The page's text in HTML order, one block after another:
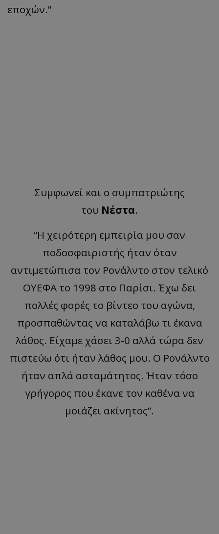
εποχών.”
Συμφωνεί και ο συμπατριώτης
του Νέστα.
“Η χειρότερη εμπειρία μου σαν
ποδοσφαιριστής ήταν όταν
αντιμετώπισα τον Ρονάλντο στον τελικό
ΟΥΕΦΑ το 1998 στο Παρίσι. Έχω δει
πολλές φορές το βίντεο του αγώνα,
προσπαθώντας να καταλάβω τι έκανα
λάθος. Είχαμε χάσει 3-0 αλλά τώρα δεν
πιστεύω ότι ήταν λάθος μου. Ο Ρονάλντο
ήταν απλά ασταμάτητος. Ήταν τόσο
γρήγορος που έκανε τον καθένα να
μοιάζει ακίνητος”.